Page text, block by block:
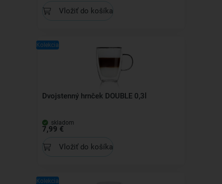
Vložiť do košíka
Kolekcia
Dvojstenný hrnček DOUBLE 0,3l
skladom
7,99 €
Vložiť do košíka
Kolekcia